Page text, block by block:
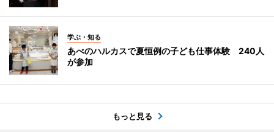
学ぶ・知る
あべのハルカスで夏恒例の子ども仕事体験 240人
が参加
もっと見る